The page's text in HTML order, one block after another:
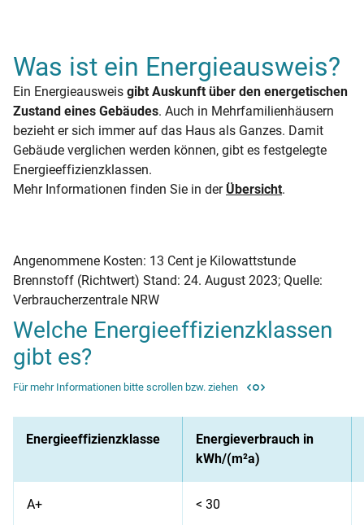
Was ist ein Energieausweis?
Ein Energieausweis gibt Auskunft über den energetischen
Zustand eines Gebäudes. Auch in Mehrfamilienhäusern
bezieht er sich immer auf das Haus als Ganzes. Damit
Gebäude verglichen werden können, gibt es festgelegte
Energieeffizienzklassen.
Mehr Informationen finden Sie in der Übersicht.
Angenommene Kosten: 13 Cent je Kilowattstunde
Brennstoff (Richtwert) Stand: 24. August 2023; Quelle:
Verbraucherzentrale NRW
Welche Energieeffizienzklassen
gibt es?
Für mehr Informationen bitte scrollen bzw. ziehen
Energieeffizienzklasse
Energieverbrauch in
kWh/(m²a)
A+ < 30